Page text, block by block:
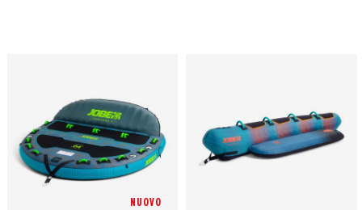
NUOVO